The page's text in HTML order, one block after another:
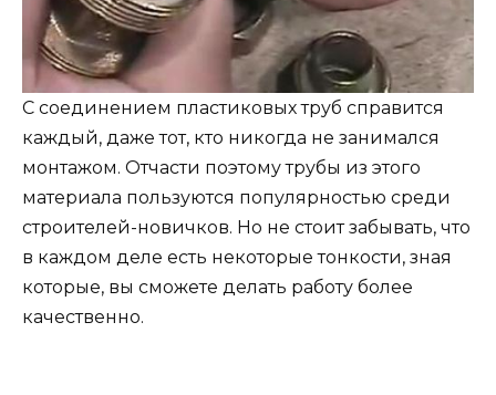
С соединением пластиковых труб справится
каждый, даже тот, кто никогда не занимался
монтажом. Отчасти поэтому трубы из этого
материала пользуются популярностью среди
строителей-новичков. Но не стоит забывать, что
в каждом деле есть некоторые тонкости, зная
которые, вы сможете делать работу более
качественно.